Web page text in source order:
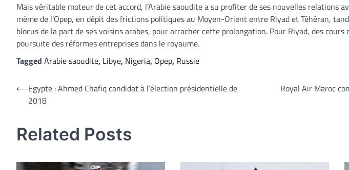
Mais véritable moteur de cet accord, l’Arabie saoudite a su profiter de ses nouvelles relations
même de l’Opep, en dépit des frictions politiques au Moyen-Orient entre Riyad et Téhéran,
blocus de la part de ses voisins arabes, pour arracher cette prolongation. Pour Riyad, des
poursuite des réformes entreprises dans le royaume.
Tagged Arabie saoudite, Libye, Nigeria, Opep, Russie
Navigation
⟵Egypte : Ahmed Chafiq candidat à l’élection présidentielle de
2018
Royal Air Maroc
Related Posts